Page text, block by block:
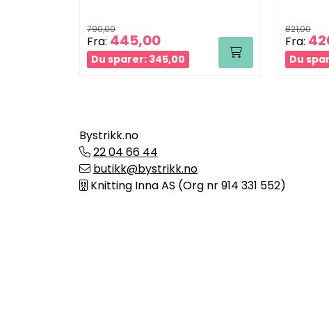
790,00
Fra: 445,00
Du sparer: 345,00
821,00
Fra:
Du
Bystrikk.no
22 04 66 44
butikk@bystrikk.no
Knitting Inna AS (Org nr 914 331 552)